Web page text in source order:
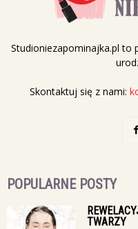
Studioniezapominajka.pl to
Skontaktuj się z nami:
POPULARNE POSTY
TWARZY